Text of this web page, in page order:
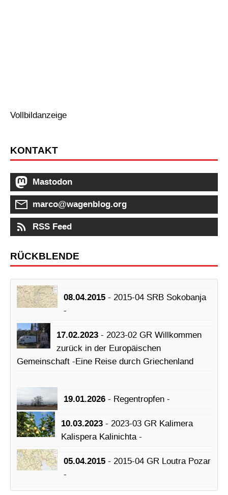
Vollbildanzeige
KONTAKT
Mastodon
marco@wagenblog.org
RSS Feed
RÜCKBLENDE
08.04.2015 - 2015-04 SRB Sokobanja
-
17.02.2023 - 2023-02 GR Willkommen
zurück in der Europäischen
Gemeinschaft -Eine Reise durch Griechenland
19.01.2026 - Regentropfen -
10.03.2023 - 2023-03 GR Kalimera
Kalispera Kalinichta -
05.04.2015 - 2015-04 GR Loutra Pozar
-